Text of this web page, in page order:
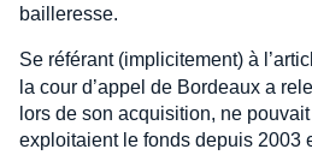
bailleresse.
Se référant (implicitement) à
la cour d’appel de Bordeaux a
lors de son acquisition, ne
exploitaient le fonds depuis 2003